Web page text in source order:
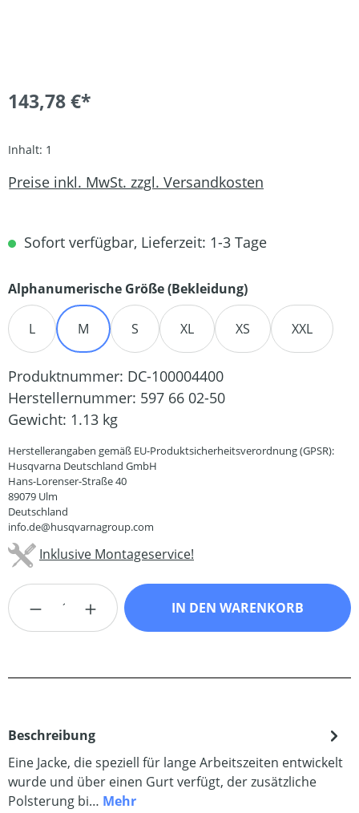
143,78 €*
Inhalt: 1
Preise inkl. MwSt. zzgl. Versandkosten
Sofort verfügbar, Lieferzeit: 1-3 Tage
Alphanumerische Größe (Bekleidung)auswählen
L M S XL XS XXL
Produktnummer: DC-100004400
Herstellernummer: 597 66 02-50
Gewicht: 1.13 kg
Herstellerangaben gemäß EU-Produktsicherheitsverordnung (GPSR):
Husqvarna Deutschland GmbH
Hans-Lorenser-Straße 40
89079 Ulm
Deutschland
info.de@husqvarnagroup.com
Inklusive Montageservice!
Produkt Anzahl: Gib den gewünschten
IN DEN WARENKORB
Beschreibung
Eine Jacke, die speziell für lange Arbeitszeiten entwickelt
wurde und über einen Gurt verfügt, der zusätzliche
Polsterung bi… Mehr